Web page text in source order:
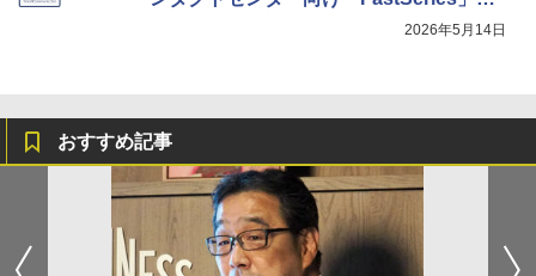
2026年5月14日
おすすめ記事